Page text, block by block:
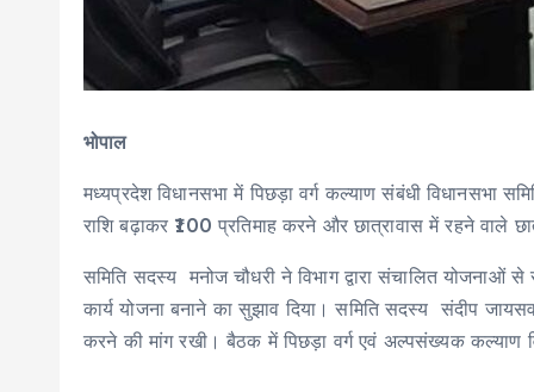
भोपाल
मध्यप्रदेश विधानसभा में पिछड़ा वर्ग कल्याण संबंधी विधानसभा
राशि बढ़ाकर ₹100 प्रतिमाह करने और छात्रावास में रहने वाले
समिति सदस्य मनोज चौधरी ने विभाग द्वारा संचालित योजनाओं
कार्य योजना बनाने का सुझाव दिया। समिति सदस्य संदीप
करने की मांग रखी। बैठक में पिछड़ा वर्ग एवं अल्पसंख्यक कल्याण